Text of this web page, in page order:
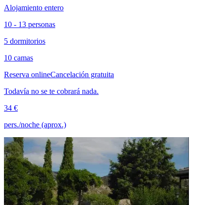
Alojamiento entero
10 - 13 personas
5 dormitorios
10 camas
Reserva onlineCancelación gratuita
Todavía no se te cobrará nada.
34 €
pers./noche (aprox.)